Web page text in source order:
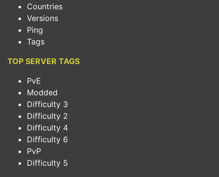
Countries
Versions
Ping
Tags
TOP SERVER TAGS
PvE
Modded
Difficulty 3
Difficulty 2
Difficulty 4
Difficulty 6
PvP
Difficulty 5